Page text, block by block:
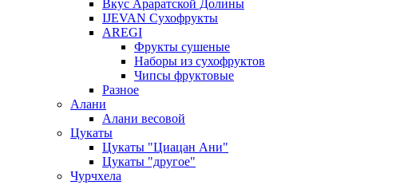
Вкус Араратской Долины
IJEVAN Сухофрукты
AREGI
Фрукты сушеные
Наборы из сухофруктов
Чипсы фруктовые
Разное
Алани
Алани весовой
Цукаты
Цукаты "Циацан Ани"
Цукаты "другое"
Чурчхела